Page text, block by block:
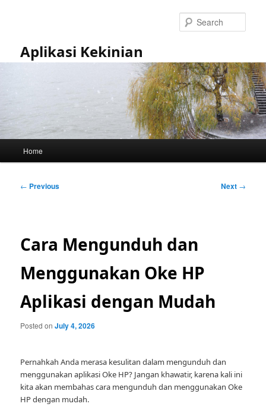
Aplikasi Kekinian
Home
Post
← Previous Next →
Cara Mengunduh dan
Menggunakan Oke HP
Aplikasi dengan Mudah
Posted onJuly 4, 2026
Pernahkah Anda merasa kesulitan dalam mengunduh dan
menggunakan aplikasi Oke HP? Jangan khawatir, karena kali ini
kita akan membahas cara mengunduh dan menggunakan Oke
HP dengan mudah.